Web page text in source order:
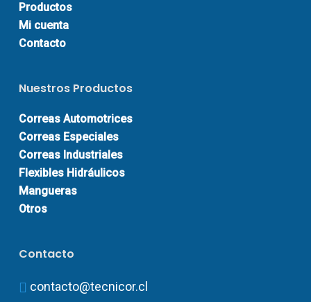
Productos
Mi cuenta
Contacto
Nuestros Productos
Correas Automotrices
Correas Especiales
Correas Industriales
Flexibles Hidráulicos
Mangueras
Otros
Contacto
contacto@tecnicor.cl